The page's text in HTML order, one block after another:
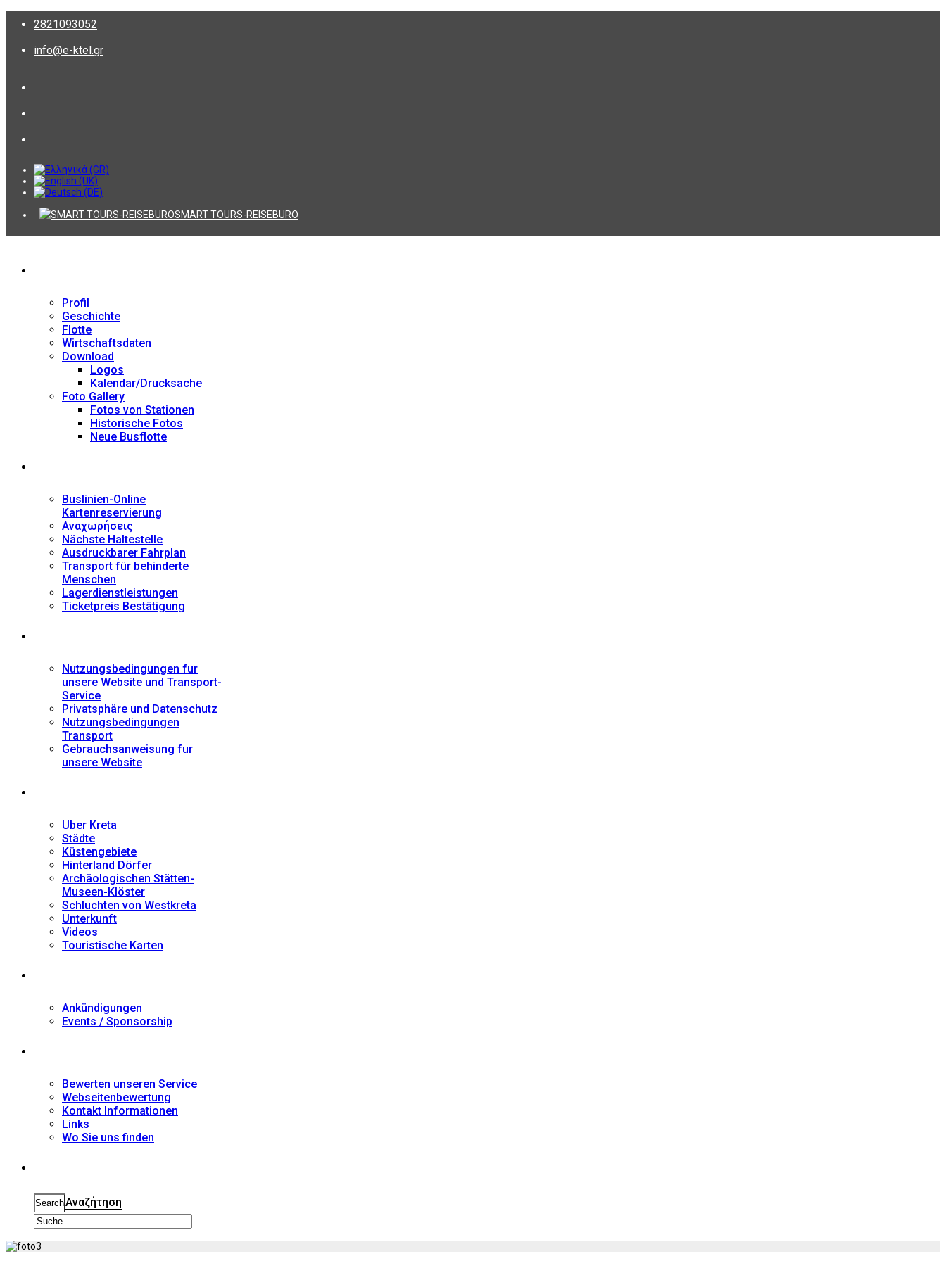
2821093052
info@e-ktel.gr
SMART TOURS-REISEBURO
Profil
Geschichte
Flotte
Wirtschaftsdaten
Download
Logos
Kalendar/Drucksache
Foto Gallery
Fotos von Stationen
Historische Fotos
Neue Busflotte
Buslinien-Online
Kartenreservierung
Αναχωρήσεις
Nächste Haltestelle
Αusdruckbarer Fahrplan
Transport für behinderte
Menschen
Lagerdienstleistungen
Ticketpreis Bestätigung
Nutzungsbedingungen fur
unsere Website und Transport-
Service
Privatsphäre und Datenschutz
Nutzungsbedingungen
Transport
Gebrauchsanweisung fur
unsere Website
Uber Kreta
Städte
Küstengebiete
Hinterland Dörfer
Archäologischen Stätten-
Museen-Klöster
Schluchten von Westkreta
Unterkunft
Videos
Touristische Karten
Ankündigungen
Events / Sponsorship
Bewerten unseren Service
Webseitenbewertung
Kontakt Informationen
Links
Wo Sie uns finden
SearchΑναζήτηση